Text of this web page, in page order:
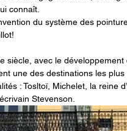
connaît.
du système des
siècle, avec le
une des destinations les
: Tosltoï, Michelet, la reine
Stevenson.